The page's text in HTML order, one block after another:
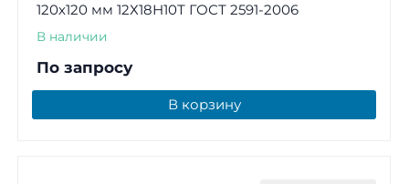
120х120 мм 12Х18Н10Т ГОСТ 2591-2006
В наличии
По запросу
В корзину